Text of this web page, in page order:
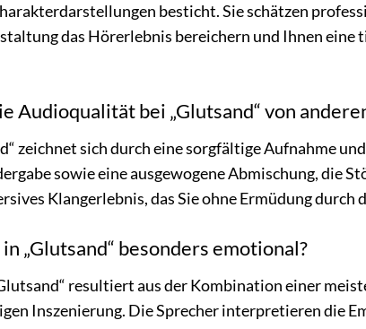
besticht. Sie schätzen
das Hörerlebnis bereichern und Ihnen eine
Audioqualität bei „Glutsand“ von
zeichnet sich durch eine sorgfältige Aufnahme
sowie eine ausgewogene Abmischung, die
Klangerlebnis, das Sie ohne Ermüdung durch
„Glutsand“ besonders emotional?
resultiert aus der Kombination einer
Inszenierung. Die Sprecher interpretieren die